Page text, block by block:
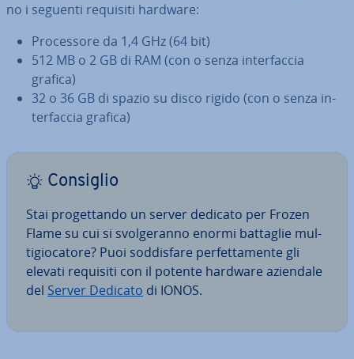
no i seguenti requisiti hardware:
Pro­ces­so­re da 1,4 GHz (64 bit)
512 MB o 2 GB di RAM (con o senza in­ter­fac­cia
grafica)
32 o 36 GB di spazio su disco rigido (con o senza in­
ter­fac­cia grafica)
Consiglio
Stai pro­get­tan­do un server dedicato per Frozen
Flame su cui si svol­ge­ran­no enormi battaglie mul­
ti­gio­ca­to­re? Puoi sod­di­sfa­re per­fet­ta­men­te gli
elevati requisiti con il potente hardware aziendale
del Server Dedicato di IONOS.